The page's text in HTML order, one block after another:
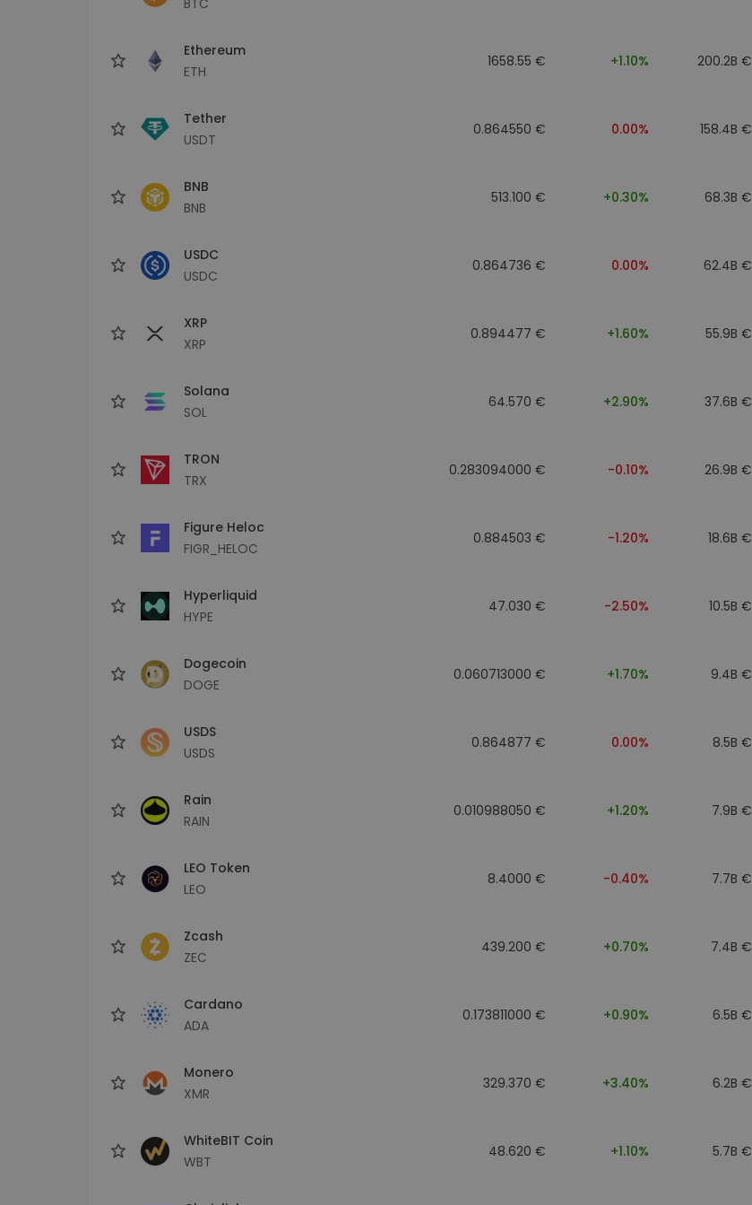
Ethereum
ETH
1658.55 € +1.10% 200.2B €
Tether
USDT
0.864550 € 0.00% 158.4B €
BNB
BNB
513.100 € +0.30% 68.3B €
USDC
USDC
0.864736 € 0.00% 62.4B €
XRP
XRP
0.894477 € +1.60% 55.9B €
Solana
SOL
64.570 € +2.90% 37.6B €
TRON
TRX
0.283094000 € -0.10% 26.9B €
Figure Heloc
FIGR_HELOC
0.884503 € -1.20% 18.6B €
Hyperliquid
HYPE
47.030 € -2.50% 10.5B €
Dogecoin
DOGE
0.060713000 € +1.70% 9.4B €
USDS
USDS
0.864877 € 0.00% 8.5B €
Rain
RAIN
0.010988050 € +1.20% 7.9B €
LEO Token
LEO
8.4000 € -0.40% 7.7B €
Zcash
ZEC
439.200 € +0.70% 7.4B €
Cardano
ADA
0.173811000 € +0.90% 6.5B €
Monero
XMR
329.370 € +3.40% 6.2B €
WhiteBIT Coin
WBT
48.620 € +1.10% 5.7B €